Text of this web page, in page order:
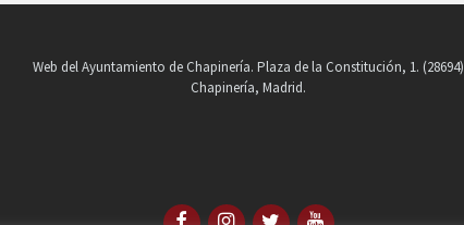
Web del Ayuntamiento de Chapinería. Plaza de la Constitución, 1. (28694)
Chapinería, Madrid.